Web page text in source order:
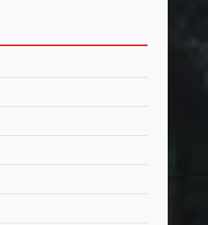
peatón arrollado por